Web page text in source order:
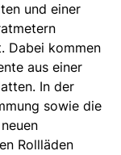
und einer
Dabei kommen
aus einer
In der
sowie die
Rollläden